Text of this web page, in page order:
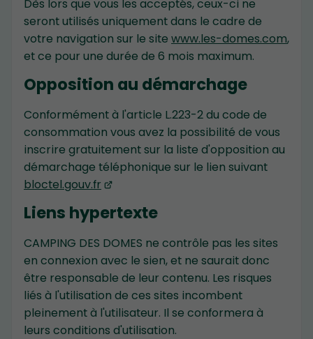
Dès lors que vous les acceptés, ceux-ci ne
seront utilisés uniquement dans le cadre de
votre navigation sur le site www.les-domes.com,
et ce pour une durée de 6 mois maximum.
Opposition au démarchage
Conformément à l'article L.223-2 du code de
consommation vous avez la possibilité de vous
inscrire gratuitement sur la liste d'opposition au
démarchage téléphonique sur le lien suivant
bloctel.gouv.fr
Liens hypertexte
CAMPING DES DOMES ne contrôle pas les sites
en connexion avec le sien, et ne saurait donc
être responsable de leur contenu. Les risques
liés à l'utilisation de ces sites incombent
pleinement à l'utilisateur. Il se conformera à
leurs conditions d'utilisation.